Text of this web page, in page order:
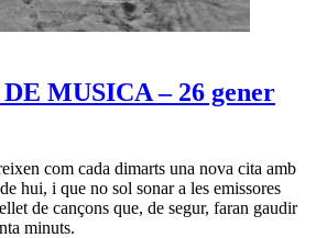
MUSICA – 26 gener
com cada dimarts una nova cita amb
hui, i que no sol sonar a les emissores
de cançons que, de segur, faran gaudir
minuts.